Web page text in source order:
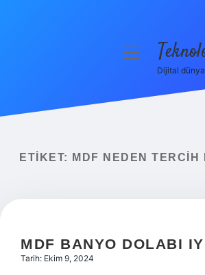
Yasal Uyarı
menüyü
Dijital
ETIKET: MDF NEDEN TERCIH
MDF BANYO DOLABI
Tarih: Ekim 9, 2024